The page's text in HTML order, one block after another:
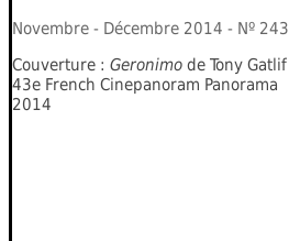
Novembre - Décembre 2014 - Nº 243
Couverture : Geronimo de Tony Gatlif
43e French Cinepanoram Panorama
2014